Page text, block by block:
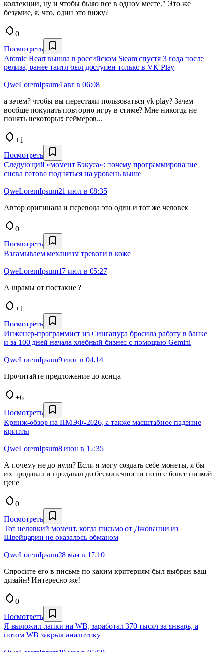
коллекции, ну и чтобы было все в одном месте." Это же
безумие, я, что, один это вижу?
0
Посмотреть
Atomic Heart вышла в российском Steam спустя 3 года после
релиза, ранее тайтл был доступен только в VK Play
QweLoremIpsum4 авг в 06:08
а зачем? чтобы вы перестали пользоваться vk play? Зачем
вообще покупать повторно игру в стиме? Мне никогда не
понять некоторых геймеров...
+1
Посмотреть
Следующий «момент Бэкуса»: почему программирование
снова готово подняться на уровень выше
QweLoremIpsum21 июл в 08:35
Автор оригинала и перевода это один и тот же человек
0
Посмотреть
Взламываем механизм тревоги в коже
QweLoremIpsum17 июл в 05:27
А шрамы от постакне ?
+1
Посмотреть
Инженер-программист из Сингапура бросила работу в банке
и за 100 дней начала хлебный бизнес с помощью Gemini
QweLoremIpsum9 июл в 04:14
Прочитайте предложение до конца
+6
Посмотреть
Кринж-обзор на ПМЭФ-2026, а также масштабное падение
крипты
QweLoremIpsum8 июн в 12:35
А почему не до нуля? Если я могу создать себе монеты, я бы
их продавал и продавал до бесконечности по все более низкой
цене
0
Посмотреть
Тот неловкий момент, когда письмо от Джованни из
Швейцарии не оказалось обманом
QweLoremIpsum28 мая в 17:10
Спросите его в письме по каким критериям был выбран ваш
дизайн! Интересно же!
0
Посмотреть
Я выложил лапки на WB, заработал 370 тысяч за январь, а
потом WB закрыл аналитику